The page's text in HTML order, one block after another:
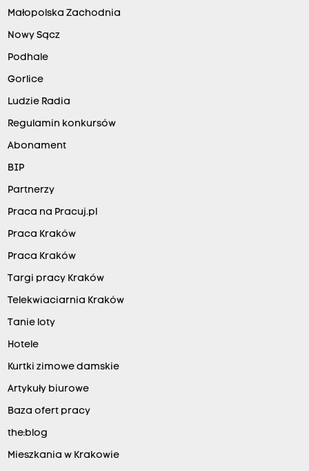
Małopolska Zachodnia
Nowy Sącz
Podhale
Gorlice
Ludzie Radia
Regulamin konkursów
Abonament
BIP
Partnerzy
Praca na Pracuj.pl
Praca Kraków
Praca Kraków
Targi pracy Kraków
Telekwiaciarnia Kraków
Tanie loty
Hotele
Kurtki zimowe damskie
Artykuły biurowe
Baza ofert pracy
the:blog
Mieszkania w Krakowie